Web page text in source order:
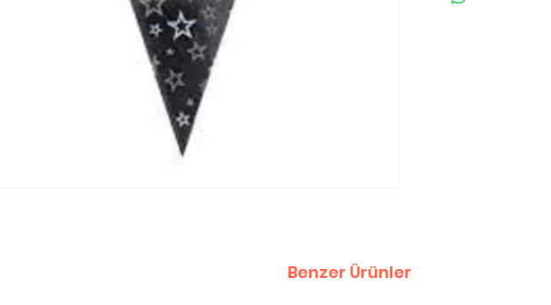
Benzer Ürünler